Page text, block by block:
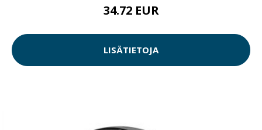
34.72 EUR
LISÄTIETOJA